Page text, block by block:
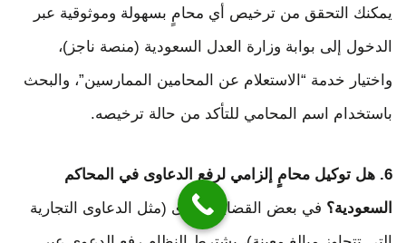
يمكنك التحقق من ترخيص أي محامٍ بسهولة وموثوقية عبر
الدخول إلى بوابة وزارة العدل السعودية (منصة ناجز)،
واختيار خدمة “الاستعلام عن المحامين الممارسين”، والبحث
باستخدام اسم المحامي للتأكد من حالة ترخيصه.
6. هل توكيل محامٍ إلزامي لرفع الدعاوى في المحاكم
السعودية؟ في بعض القضايا الكبرى (مثل الدعاوى التجارية